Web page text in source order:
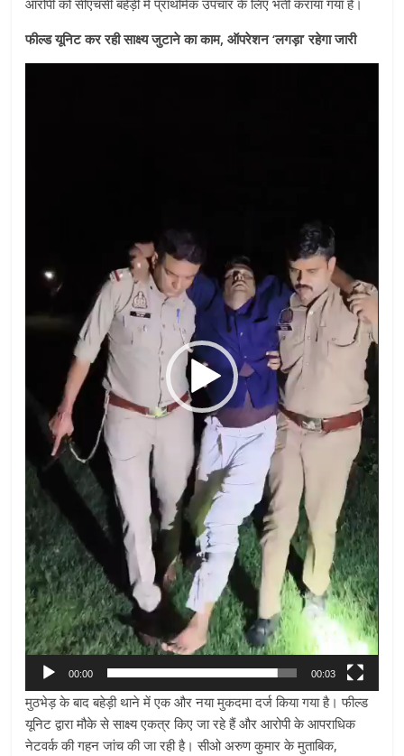
फील्ड यूनिट कर रही साक्ष्य जुटाने का काम, ऑपरेशन ‘लगड़ा’ रहेगा जारी
00:00 00:03
मुठभेड़ के बाद बहेड़ी थाने में एक और नया मुकदमा दर्ज किया गया है। फील्ड
यूनिट द्वारा मौके से साक्ष्य एकत्र किए जा रहे हैं और आरोपी के आपराधिक
नेटवर्क की गहन जांच की जा रही है। सीओ अरुण कुमार के मुताबिक,